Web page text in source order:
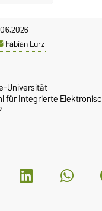
Fabian Lurz
Universität
für Integrierte